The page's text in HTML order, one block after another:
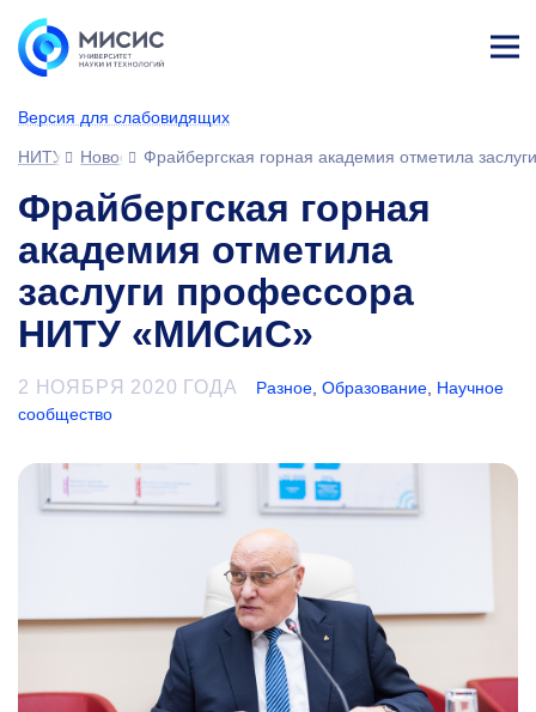
Версия для слабовидящих
ине
НИТУ МИСИС
НовостиФрайбергская горная академия отметила
Фрайбергская горная
академия отметила
заслуги профессора
НИТУ «МИСиС»
2 НОЯБРЯ 2020 ГОДА Разное ,Образование Научное
сообщество